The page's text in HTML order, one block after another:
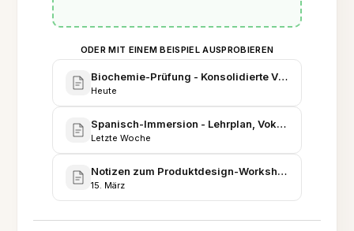
ODER MIT EINEM BEISPIEL AUSPROBIEREN
Biochemie-Prüfung - Konsolidierte
Heute
Spanisch-Immersion - Lehrplan, Vokabelbank und
Letzte Woche
Notizen zum Produktdesign-Workshop - Lektüren,
15. März